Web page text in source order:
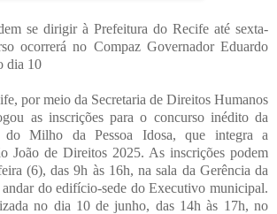
se dirigir à Prefeitura do Recife até sexta-
ocorrerá no Compaz Governador Eduardo
dia 10
por meio da Secretaria de Direitos Humanos
as inscrições para o concurso inédito da
Milho da Pessoa Idosa, que integra a
João de Direitos 2025. As inscrições podem
(6), das 9h às 16h, na sala da Gerência da
andar do edifício-sede do Executivo municipal.
no dia 10 de junho, das 14h às 17h, no